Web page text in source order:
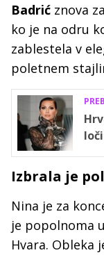
Badrić znova
ko je na odru
zablestela v
poletnem
Izbrala je
Nina je za
je popolnoma
Hvara. Obleka